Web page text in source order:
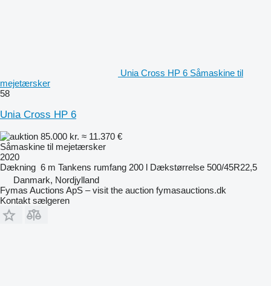
Unia Cross HP 6 Såmaskine til
mejetærsker
58
Unia Cross HP 6
85.000 kr. ≈ 11.370 €
Såmaskine til mejetærsker
2020
Dækning 6 m Tankens rumfang 200 l Dækstørrelse 500/45R22,5
Danmark, Nordjylland
Fymas Auctions ApS – visit the auction fymasauctions.dk
Kontakt sælgeren